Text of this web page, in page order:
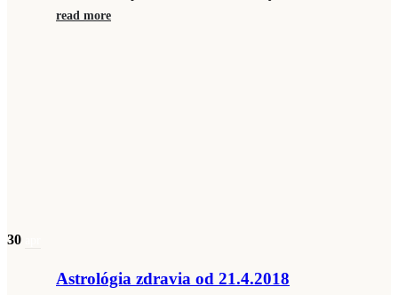
read more
30
Astrológia zdravia od 21.4.2018